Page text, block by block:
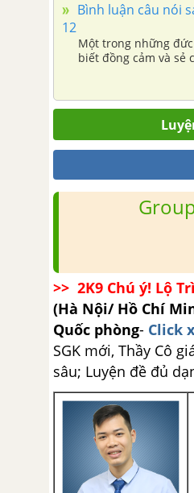
Bình luận câu nói
12
Một trong những
biết đồng cảm và sẻ
>> 2K9 Chú ý! Lộ
(Hà Nội/ Hồ Chí
Quốc phòng- Click
SGK mới, Thầy Cô
sâu; Luyện đề đủ